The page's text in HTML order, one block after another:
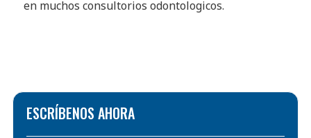
en muchos consultorios odontologicos.
ESCRÍBENOS AHORA